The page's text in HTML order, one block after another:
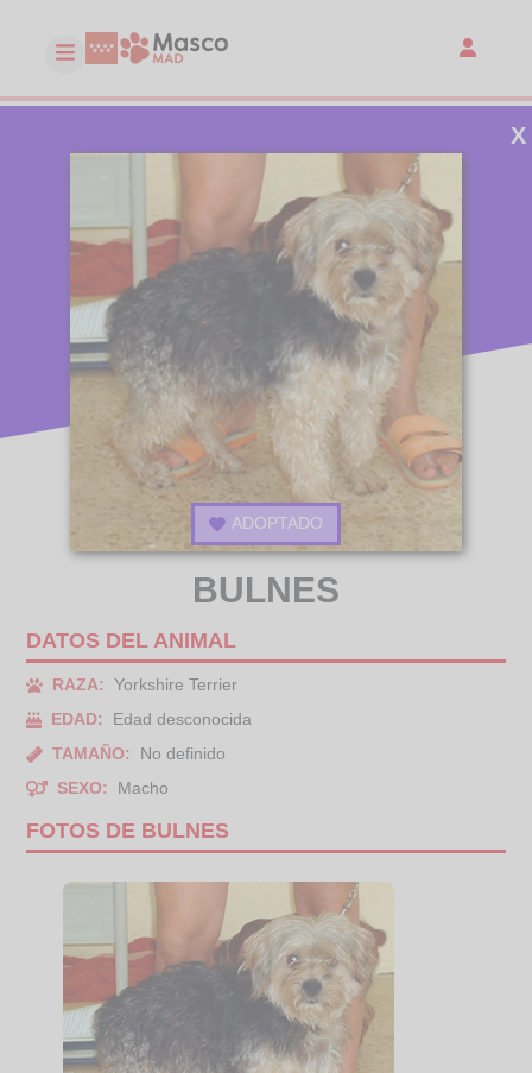
ADOPTADO
X
BULNES
DATOS DEL ANIMAL
RAZA:
Yorkshire Terrier
EDAD:
Edad desconocida
TAMAÑO:
No definido
SEXO:
Macho
FOTOS DE BULNES